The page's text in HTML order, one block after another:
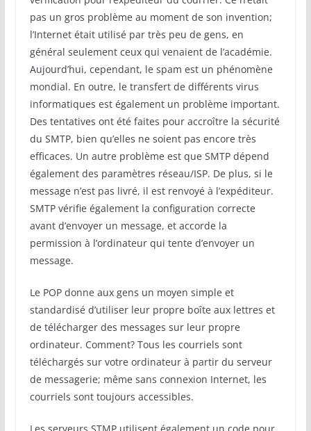
pas un gros problème au moment de son invention;
l’Internet était utilisé par très peu de gens, en
général seulement ceux qui venaient de l’académie.
Aujourd’hui, cependant, le spam est un phénomène
mondial. En outre, le transfert de différents virus
informatiques est également un problème important.
Des tentatives ont été faites pour accroître la sécurité
du SMTP, bien qu’elles ne soient pas encore très
efficaces. Un autre problème est que SMTP dépend
également des paramètres réseau/ISP. De plus, si le
message n’est pas livré, il est renvoyé à l’expéditeur.
SMTP vérifie également la configuration correcte
avant d’envoyer un message, et accorde la
permission à l’ordinateur qui tente d’envoyer un
message.
Le POP donne aux gens un moyen simple et
standardisé d’utiliser leur propre boîte aux lettres et
de télécharger des messages sur leur propre
ordinateur. Comment? Tous les courriels sont
téléchargés sur votre ordinateur à partir du serveur
de messagerie; même sans connexion Internet, les
courriels sont toujours accessibles.